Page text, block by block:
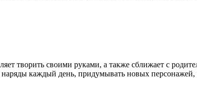
творить своими руками, а также сближает с
каждый день, придумывать новых персонажей,